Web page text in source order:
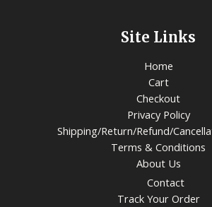
Site Links
Home
Cart
Checkout
Privacy Policy
Shipping/Return/Refund/
Terms & Conditions
About Us
Contact
Track Your Order